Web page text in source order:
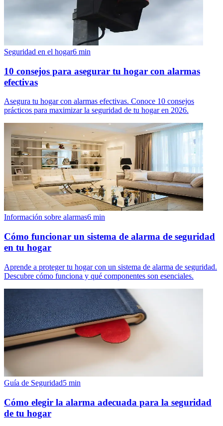
Seguridad en el hogar6 min
10 consejos para asegurar tu hogar con alarmas
efectivas
Asegura tu hogar con alarmas efectivas. Conoce 10 consejos
prácticos para maximizar la seguridad de tu hogar en 2026.
Información sobre alarmas6 min
Cómo funcionar un sistema de alarma de seguridad
en tu hogar
Aprende a proteger tu hogar con un sistema de alarma de seguridad.
Descubre cómo funciona y qué componentes son esenciales.
Guía de Seguridad5 min
Cómo elegir la alarma adecuada para la seguridad
de tu hogar